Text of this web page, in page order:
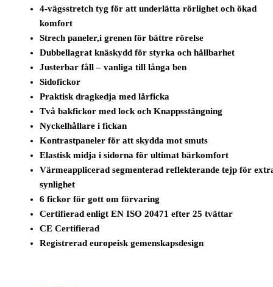
4-vägsstretch tyg för att underlätta rörlighet och ökad
komfort
Strech paneler,i grenen för bättre rörelse
Dubbellagrat knäskydd för styrka och hållbarhet
Justerbar fåll – vanliga till långa ben
Sidofickor
Praktisk dragkedja med lårficka
Två bakfickor med lock och Knappsstängning
Nyckelhållare i fickan
Kontrastpaneler för att skydda mot smuts
Elastisk midja i sidorna för ultimat bärkomfort
Värmeapplicerad segmenterad reflekterande tejp för
synlighet
6 fickor för gott om förvaring
Certifierad enligt EN ISO 20471 efter 25 tvättar
CE Certifierad
Registrerad europeisk gemenskapsdesign